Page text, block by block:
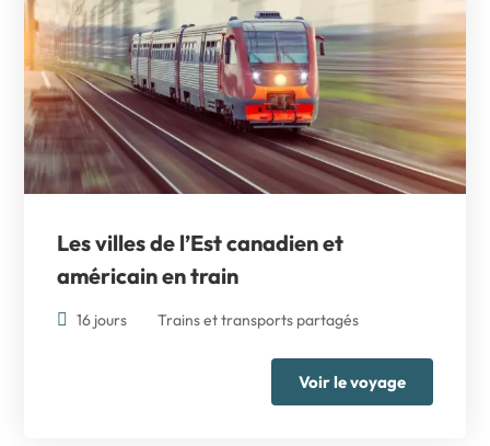
Les villes de l’Est canadien et
américain en train
16 jours Trains et transports partagés
Voir le voyage